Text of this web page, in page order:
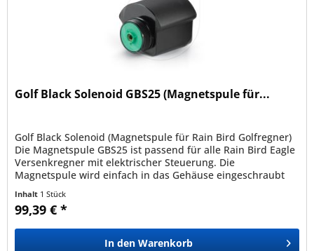
Golf Black Solenoid GBS25 (Magnetspule für...
Golf Black Solenoid (Magnetspule für Rain Bird Golfregner)
Die Magnetspule GBS25 ist passend für alle Rain Bird Eagle
Versenkregner mit elektrischer Steuerung. Die
Magnetspule wird einfach in das Gehäuse eingeschraubt
Inhalt 1 Stück
99,39 € *
In den Warenkorb